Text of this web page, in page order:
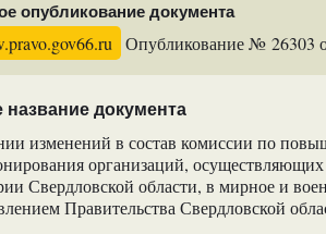
опубликование документа
Опубликование № 26303
название документа
изменений в состав комиссии по
организаций, осуществляющих
Свердловской области, в мирное и
Правительства Свердловской